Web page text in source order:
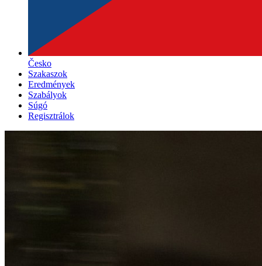
Česko
Szakaszok
Eredmények
Szabályok
Súgó
Regisztrálok